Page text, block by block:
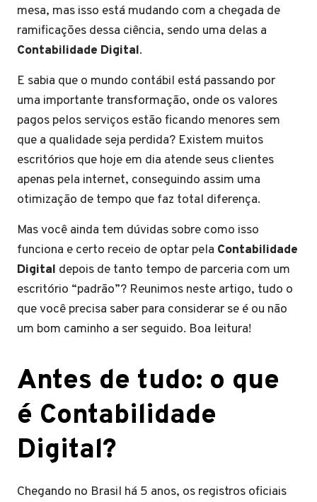
mesa, mas isso está mudando com a chegada de
ramificações dessa ciência, sendo uma delas a
Contabilidade Digital.
E sabia que o mundo contábil está passando por
uma importante transformação, onde os valores
pagos pelos serviços estão ficando menores sem
que a qualidade seja perdida? Existem muitos
escritórios que hoje em dia atende seus clientes
apenas pela internet, conseguindo assim uma
otimização de tempo que faz total diferença.
Mas você ainda tem dúvidas sobre como isso
funciona e certo receio de optar pela Contabilidade
Digital depois de tanto tempo de parceria com um
escritório “padrão”? Reunimos neste artigo, tudo o
que você precisa saber para considerar se é ou não
um bom caminho a ser seguido. Boa leitura!
Antes de tudo: o que
é Contabilidade
Digital?
Chegando no Brasil há 5 anos, os registros oficiais